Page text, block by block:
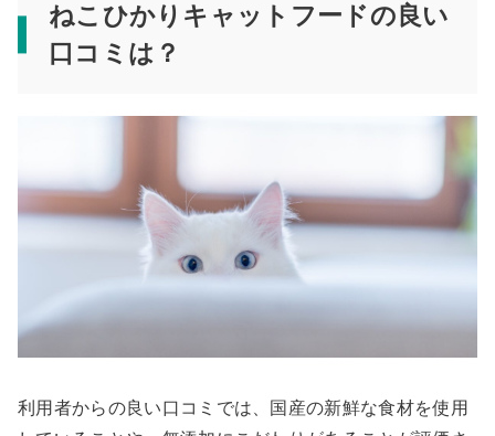
ねこひかりキャットフードの良い
口コミは？
利用者からの良い口コミでは、国産の新鮮な食材を使用